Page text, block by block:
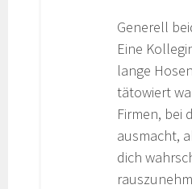
Generell
Eine
lange
tätowiert
Firmen, bei
ausmacht,
dich